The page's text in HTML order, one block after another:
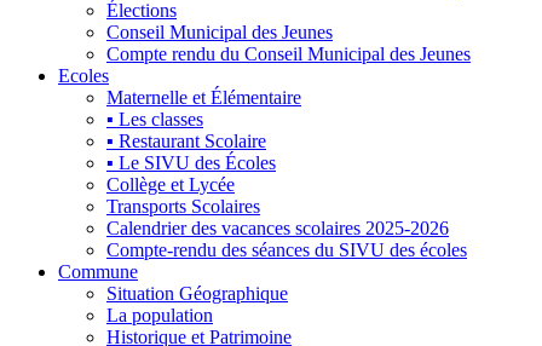
Élections
Conseil Municipal des Jeunes
Compte rendu du Conseil Municipal des Jeunes
Ecoles
Maternelle et Élémentaire
▪ Les classes
▪ Restaurant Scolaire
▪ Le SIVU des Écoles
Collège et Lycée
Transports Scolaires
Calendrier des vacances scolaires 2025-2026
Compte-rendu des séances du SIVU des écoles
Commune
Situation Géographique
La population
Historique et Patrimoine